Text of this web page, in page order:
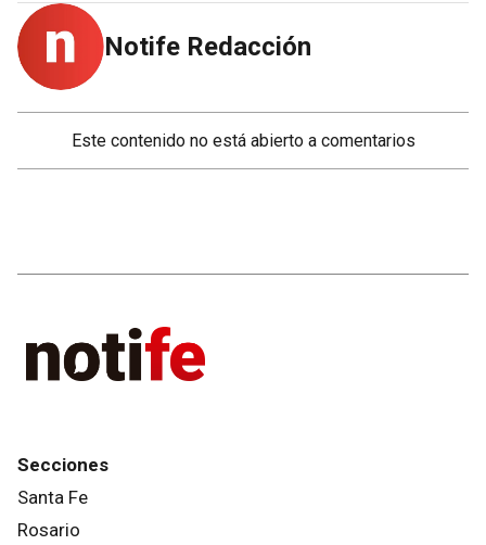
Notife Redacción
Este contenido no está abierto a comentarios
Secciones
Santa Fe
Rosario